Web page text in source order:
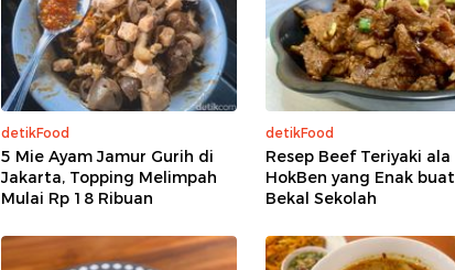
detikFood
5 Mie Ayam Jamur Gurih di
Jakarta, Topping Melimpah
Mulai Rp 18 Ribuan
detikFood
Resep Beef Teriyaki ala
HokBen yang Enak buat
Bekal Sekolah